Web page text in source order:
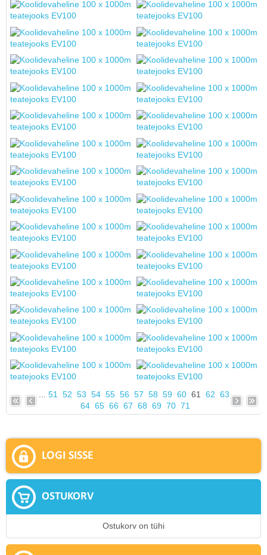
51 52 53 54 55 56 57 58 59 60 61 62 63
64 65 66 67 68 69 70 71
LOGI SISSE
OSTUKORV
Ostukorv on tühi